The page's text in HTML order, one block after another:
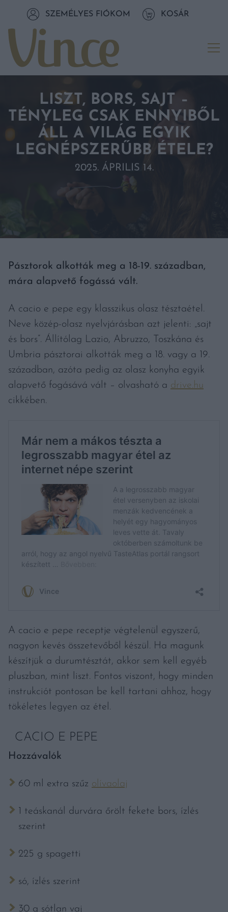
Tovább a tartalomhozSZEMÉLYES FIÓKOM KOSÁR
LISZT, BORS, SAJT –
TÉNYLEG CSAK ENNYIBŐL
ÁLL A VILÁG EGYIK
LEGNÉPSZERŰBB ÉTELE?
2025. ÁPRILIS 14.
Pásztorok alkották meg a 18-19. században,
mára alapvető fogássá vált.
A cacio e pepe egy klasszikus olasz tésztaétel.
Neve közép-olasz nyelvjárásban azt jelenti: „sajt
és bors”. Állítólag Lazio, Abruzzo, Toszkána és
Umbria pásztorai alkották meg a 18. vagy a 19.
században, azóta pedig az olasz konyha egyik
alapvető fogásává vált – olvasható a drive.hu
cikkében.
A cacio e pepe receptje végtelenül egyszerű,
nagyon kevés összetevőből készül. Ha magunk
készítjük a durumtésztát, akkor sem kell egyéb
pluszban, mint liszt. Fontos viszont, hogy minden
instrukciót pontosan be kell tartani ahhoz, hogy
tökéletes legyen az étel.
CACIO E PEPE
​Hozzávalók
60 ml extra szűz olívaolaj
1 teáskanál durvára őrölt fekete bors, ízlés
szerint
225 g spagetti
só, ízlés szerint
30 g sótlan vaj